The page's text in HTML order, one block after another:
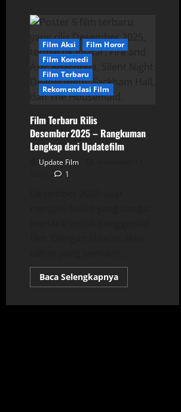
Film Aksi
Film Horor
Film Komedi
Film Terbaru
Rekomendasi Film
Film Terbaru Rilis
Desember 2025 – Rangkuman
Lengkap dari Updatefilm
Update Film
1
Baca SelengkapnyaRead
more